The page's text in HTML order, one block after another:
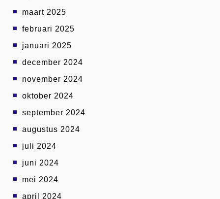
maart 2025
februari 2025
januari 2025
december 2024
november 2024
oktober 2024
september 2024
augustus 2024
juli 2024
juni 2024
mei 2024
april 2024